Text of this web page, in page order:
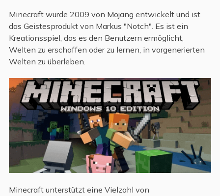
Minecraft wurde 2009 von Mojang entwickelt und ist
das Geistesprodukt von Markus "Notch". Es ist ein
Kreationsspiel, das es den Benutzern ermöglicht,
Welten zu erschaffen oder zu lernen, in vorgenerierten
Welten zu überleben.
Minecraft unterstützt eine Vielzahl von